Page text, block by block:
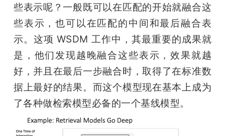
些表示呢？一般既可以在匹配的开始就融合这
些表示，也可以在匹配的中间和最后融合表
示。这项 WSDM 工作中，其最重要的成果就
是，他们发现越晚融合这些表示，效果就越
好，并且在最后一步融合时，取得了在标准数
据上最好的结果。而这个模型现在基本上成为
了各种做检索模型必备的一个基线模型。